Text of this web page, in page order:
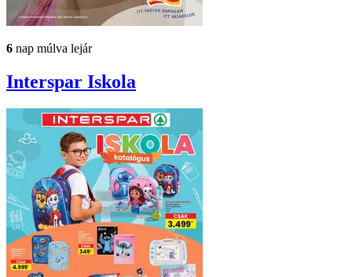
6 nap múlva lejár
Interspar Iskola